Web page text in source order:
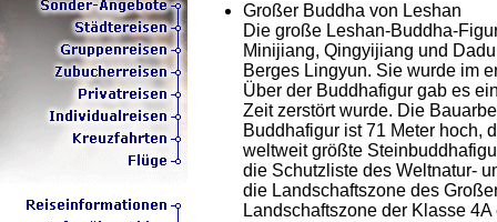
Großer Buddha von Leshan
Die große Leshan-Buddha-
Minijiang, Qingyijiang und
Berges Lingyun. Sie wurde im
Über der Buddhafigur gab es
Zeit zerstört wurde. Die
Buddhafigur ist 71 Meter hoch,
weltweit größte
die Schutzliste des Weltnatur-
die Landschaftszone des
Landschaftszone der Klasse 4A